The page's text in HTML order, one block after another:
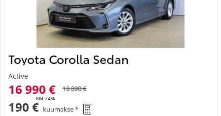
Toyota Corolla Sedan
Active
16 990 €
KM 24%
18 890 €
190 € kuumakse *